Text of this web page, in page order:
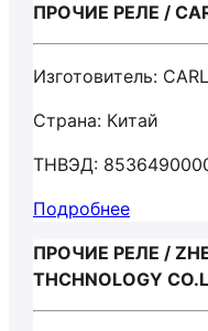
ПРОЧИЕ РЕЛЕ /
Изготовитель:
Страна: Китай
ТНВЭД:
Подробнее
ПРОЧИЕ РЕЛЕ /
THCHNOLOGY